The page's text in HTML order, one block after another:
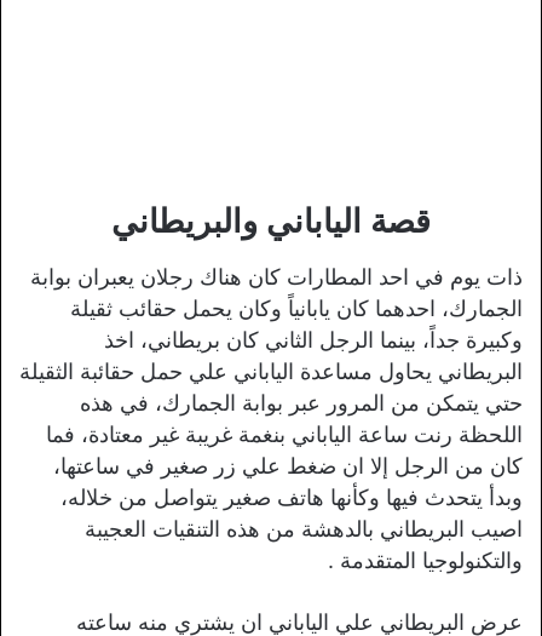
قصة الياباني والبريطاني
ذات يوم في احد المطارات كان هناك رجلان يعبران بوابة
الجمارك، احدهما كان يابانياً وكان يحمل حقائب ثقيلة
وكبيرة جداً، بينما الرجل الثاني كان بريطاني، اخذ
البريطاني يحاول مساعدة الياباني علي حمل حقائبة الثقيلة
حتي يتمكن من المرور عبر بوابة الجمارك، في هذه
اللحظة رنت ساعة الياباني بنغمة غريبة غير معتادة، فما
كان من الرجل إلا ان ضغط علي زر صغير في ساعتها،
وبدأ يتحدث فيها وكأنها هاتف صغير يتواصل من خلاله،
اصيب البريطاني بالدهشة من هذه التنقيات العجيبة
والتكنولوجيا المتقدمة .
عرض البريطاني علي الياباني ان يشتري منه ساعته